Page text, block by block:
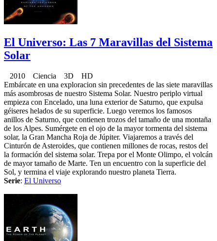
El Universo: Las 7 Maravillas del Sistema
Solar
2010 Ciencia 3D HD
Embárcate en una exploracion sin precedentes de las siete maravillas
más asombrosas de nuestro Sistema Solar. Nuestro periplo virtual
empieza con Encelado, una luna exterior de Saturno, que expulsa
géiseres helados de su superficie. Luego veremos los famosos
anillos de Saturno, que contienen trozos del tamaño de una montaña
de los Alpes. Sumérgete en el ojo de la mayor tormenta del sistema
solar, la Gran Mancha Roja de Júpiter. Viajaremos a través del
Cinturón de Asteroides, que contienen millones de rocas, restos del
la formación del sistema solar. Trepa por el Monte Olimpo, el volcán
de mayor tamaño de Marte. Ten un encuentro con la superficie del
Sol, y termina el viaje explorando nuestro planeta Tierra.
Serie: El Universo